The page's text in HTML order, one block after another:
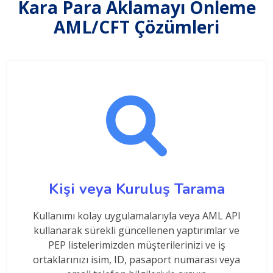
Kara Para Aklamayı Önleme
AML/CFT Çözümleri
Kişi veya Kuruluş Tarama
Kullanımı kolay uygulamalarıyla veya AML API
kullanarak sürekli güncellenen yaptırımlar ve
PEP listelerimizden müşterilerinizi ve iş
ortaklarınızı isim, ID, pasaport numarası veya